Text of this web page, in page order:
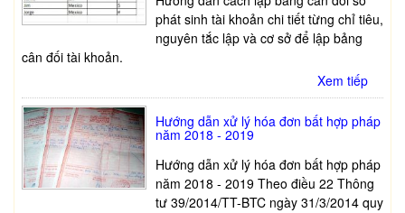
phát sinh tài khoản chi tiết từng chỉ tiêu,
nguyên tắc lập và cơ sở để lập bảng
cân đối tài khoản.
Xem tiếp
Hướng dẫn xử lý hóa đơn bất hợp pháp
năm 2018 - 2019
Hướng dẫn xử lý hóa đơn bất hợp pháp
năm 2018 - 2019 Theo điều 22 Thông
tư 39/2014/TT-BTC ngày 31/3/2014 quy